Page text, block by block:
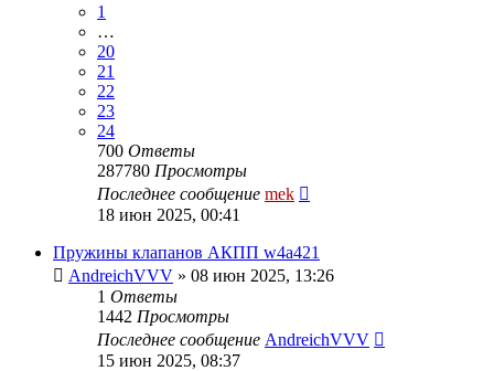
1
…
20
21
22
23
24
700 Ответы
287780 Просмотры
Последнее сообщение mek
18 июн 2025, 00:41
Пружины клапанов АКПП w4a421
AndreichVVV » 08 июн 2025, 13:26
1 Ответы
1442 Просмотры
Последнее сообщение AndreichVVV
15 июн 2025, 08:37